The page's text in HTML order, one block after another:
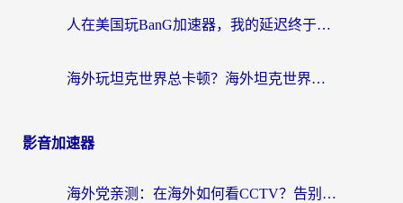
人在美国玩BanG加速器，我的延迟终于绿了
海外玩坦克世界总卡顿？海外坦克世界加速器有哪些？实测好用的选择在这里
影音加速器
海外党亲测：在海外如何看CCTV？告别“仅限大陆播放”的实用指南